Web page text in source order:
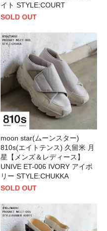
イト STYLE:COURT
SOLD OUT
moon star(ムーンスター)
810s(エイトテンス) 久留米 月
星【メンズ＆レディース】
UNIVE ET-006 IVORY アイボ
リー STYLE:CHUKKA
SOLD OUT